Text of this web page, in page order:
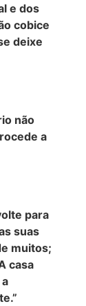
e dos
cobice
deixe
não
a
para
suas
muitos;
casa